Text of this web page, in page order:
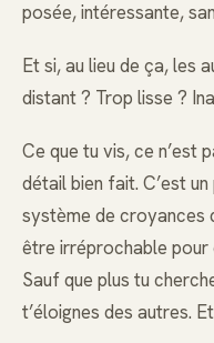
posée, intéressante,
Et si, au lieu de ça, les
distant ? Trop lisse ?
Ce que tu vis, ce n’est
détail bien fait. C’est
système de croyances
être irréprochable
Sauf que plus tu
t’éloignes des autres.